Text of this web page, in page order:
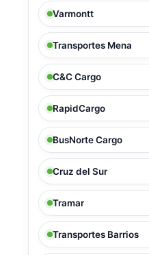
Varmontt
Transportes Mena
C&C Cargo
RapidCargo
BusNorte Cargo
Cruz del Sur
Tramar
Transportes Barrios